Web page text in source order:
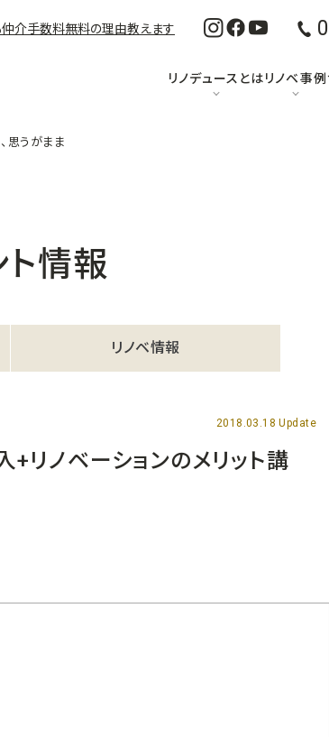
介手数料無料の理由教えます
リノデュースとはリノベ事例
思うがまま
ト情報
リノベ情報
2018.03.18 Update
+リノベーションのメリット講